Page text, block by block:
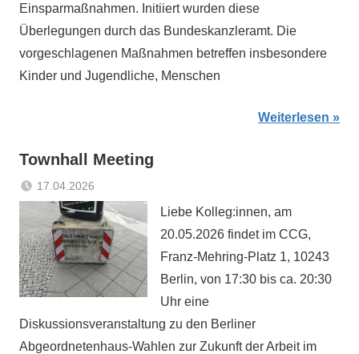
Einsparmaßnahmen. Initiiert wurden diese
Überlegungen durch das Bundeskanzleramt. Die
vorgeschlagenen Maßnahmen betreffen insbesondere
Kinder und Jugendliche, Menschen
Weiterlesen
Townhall Meeting
17.04.2026
Sabrina
Matthes
Aktuelles
Liebe Kolleg:innen, am
20.05.2026 findet im CCG,
Franz-Mehring-Platz 1, 10243
Berlin, von 17:30 bis ca. 20:30
Uhr eine
Diskussionsveranstaltung zu den Berliner
Abgeordnetenhaus-Wahlen zur Zukunft der Arbeit im